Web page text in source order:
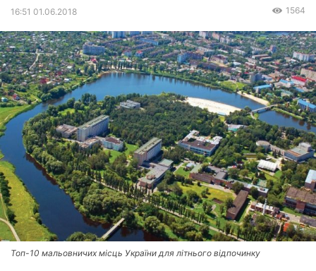
16:51 01.06.2018 1564
Топ-10 мальовничих місць України для літнього відпочинку